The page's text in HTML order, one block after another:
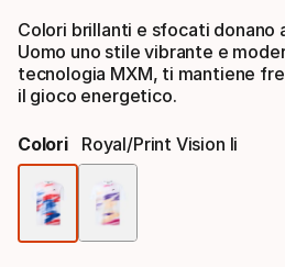
Colori brillanti e sfocati donano
Uomo uno stile vibrante e
tecnologia MXM, ti mantiene
il gioco energetico.
Colori Royal/print Vision Ii